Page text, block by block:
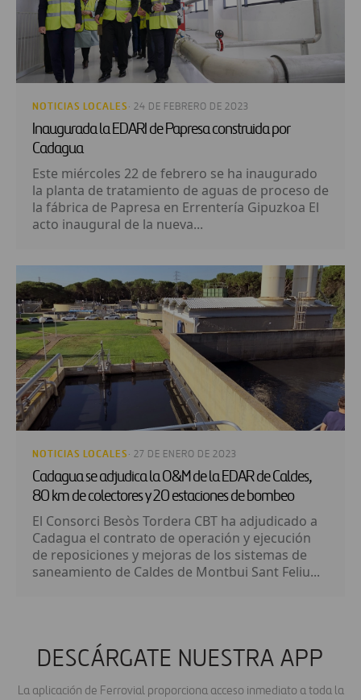
NOTICIAS LOCALES · 24 DE FEBRERO DE 2023
Inaugurada la EDARI de Papresa construida por
Cadagua
Este miércoles 22 de febrero se ha inaugurado
la planta de tratamiento de aguas de proceso de
la fábrica de Papresa en Errentería Gipuzkoa El
acto inaugural de la nueva...
NOTICIAS LOCALES · 27 DE ENERO DE 2023
Cadagua se adjudica la O&M de la EDAR de Caldes,
80 km de colectores y 20 estaciones de bombeo
El Consorci Besòs Tordera CBT ha adjudicado a
Cadagua el contrato de operación y ejecución
de reposiciones y mejoras de los sistemas de
saneamiento de Caldes de Montbui Sant Feliu...
DESCÁRGATE NUESTRA APP
La aplicación de Ferrovial proporciona acceso inmediato a toda la